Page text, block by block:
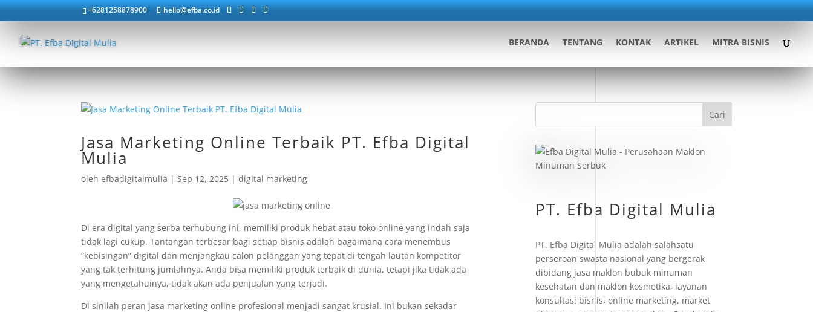
+6281258878900 hello@efba.co.id
BERANDA TENTANG KONTAK ARTIKEL MITRA BISNIS
Jasa Marketing Online Terbaik PT. Efba Digital
Mulia
olehefbadigitalmulia |Sep 12, 2025 |digital marketing
Di era digital yang serba terhubung ini, memiliki produk hebat atau toko online yang indah saja
tidak lagi cukup. Tantangan terbesar bagi setiap bisnis adalah bagaimana cara menembus
“kebisingan” digital dan menjangkau calon pelanggan yang tepat di tengah lautan kompetitor
yang tak terhitung jumlahnya. Anda bisa memiliki produk terbaik di dunia, tetapi jika tidak ada
yang mengetahuinya, tidak akan ada penjualan yang terjadi.
Di sinilah peran jasa marketing online profesional menjadi sangat krusial. Ini bukan sekadar
Cari
PT. Efba Digital Mulia
PT. Efba Digital Mulia adalah salahsatu
perseroan swasta nasional yang bergerak
dibidang jasa maklon bubuk minuman
kesehatan dan maklon kosmetika, layanan
konsultasi bisnis, online marketing, market